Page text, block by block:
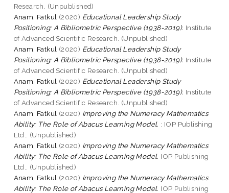
Research. (Unpublished)
Anam, Fatkul (2020) Educational Leadership Study
Positioning: A Bibliometric Perspective (1938-2019). Institute
of Advanced Scientific Research. (Unpublished)
Anam, Fatkul (2020) Educational Leadership Study
Positioning: A Bibliometric Perspective (1938-2019). Institute
of Advanced Scientific Research. (Unpublished)
Anam, Fatkul (2020) Educational Leadership Study
Positioning: A Bibliometric Perspective (1938-2019). Institute
of Advanced Scientific Research. (Unpublished)
Anam, Fatkul (2020) Improving the Numeracy Mathematics
Ability: The Role of Abacus Learning Model. : IOP Publishing
Ltd.. (Unpublished)
Anam, Fatkul (2020) Improving the Numeracy Mathematics
Ability: The Role of Abacus Learning Model. IOP Publishing
Ltd.. (Unpublished)
Anam, Fatkul (2020) Improving the Numeracy Mathematics
Ability: The Role of Abacus Learning Model. IOP Publishing